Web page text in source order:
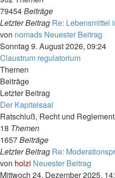
79454Beiträge
Letzter Beitrag Re: Lebensmittel
von nomads Neuester Beitrag
Sonntag 9. August 2026, 09:24
Claustrum regulatorium
Themen
Beiträge
Letzter Beitrag
Der Kapitelsaal
Ratschluß, Recht und
18 Themen
1657Beiträge
Letzter Beitrag Re:
von holzi Neuester Beitrag
Mittwoch 24. Dezember 2025,